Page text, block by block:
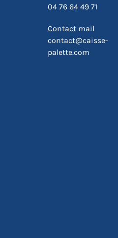
04 76 64 49 71
Contact mail
contact@caisse-
palette.com